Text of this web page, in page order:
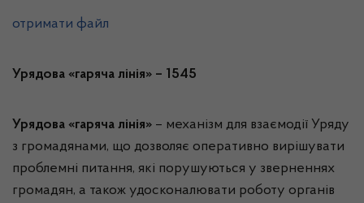
отримати файл
Урядова «гаряча лінія» – 1545
Урядова «гаряча лінія» – механізм для взаємодії Уряду
з громадянами, що дозволяє оперативно вирішувати
проблемні питання, які порушуються у зверненнях
громадян, а також удосконалювати роботу органів